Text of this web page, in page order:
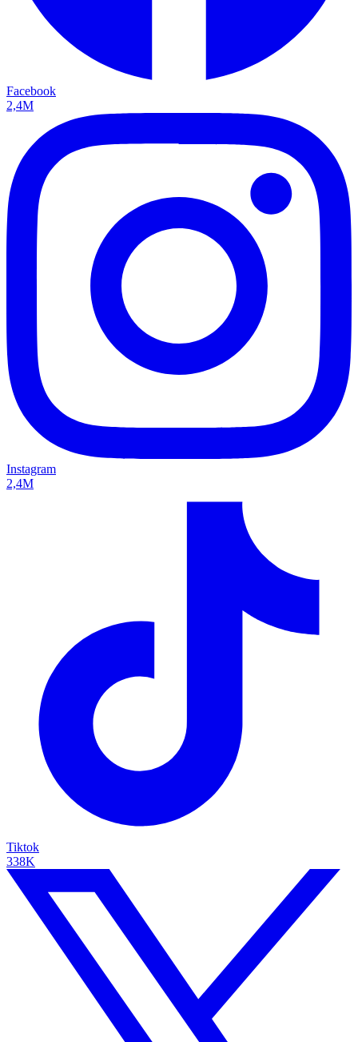
Facebook
2,4M
Instagram
2,4M
Tiktok
338K